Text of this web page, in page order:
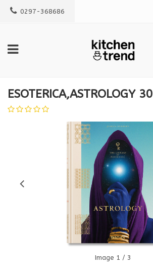
0297-368686
ESOTERICA,ASTROLOGY 30
Image 1 / 3